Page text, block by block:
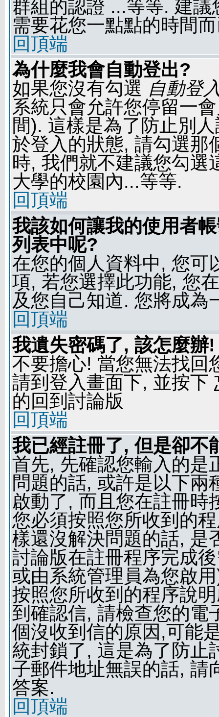
群組的認證 ...等等. 建
需要花您一點點的時間
回頂端
為什麼我會自動登出?
如果您沒有勾選 自動登
系統只會允許您停留一
間). 這樣是為了防止別
於登入的狀態, 請勾選那
時, 我們就不建議您勾選
大學的校園內...等等.
回頂端
我該如何讓我的使用者
列表中呢?
在您的個人資料中, 您可
項, 若您選擇此功能, 您
及您自己知道. 您將成為
回頂端
我遺失密碼了, 該怎麼辦!
不要擔心! 當您無法找回
請到登入畫面下, 並按下
的回到討論版
回頂端
我已經註冊了, 但是卻不
首先, 先確認您輸入的是
問題的話, 或許是以下兩
啟動了, 而且您在註冊時
您必須按照您所收到的
樣還沒解決問題的話, 是
討論版在註冊程序完成
或由系統管理員為您啟
按照您所收到的程序說
到確認信, 請檢查您的電
個沒收到信的原因,可能
統封鎖了, 這是為了防止
子郵件地址無誤的話, 請
答案.
回頂端